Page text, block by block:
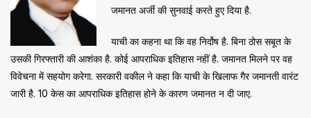
जमानत अर्जी की सुनवाई करते हुए दिया है.
याची का कहना था कि वह निर्दोष है. बिना ठोस सबूत के
उसकी गिरफ्तारी की आशंका है. कोई आपराधिक इतिहास नहीं है. जमानत मिलने पर वह
विवेचना में सहयोग करेगा. सरकारी वकील ने कहा कि याची के खिलाफ गैर जमानती वारंट
जारी है. 10 केस का आपराधिक इतिहास होने के कारण जमानत न दी जाए.